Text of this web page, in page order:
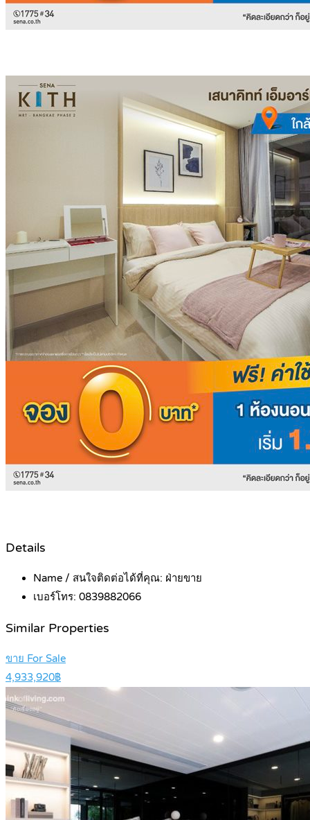
Details
Name / สนใจติดต่อได้ที่คุณ: ฝ่ายขาย
เบอร์โทร: 0839882066
Similar Properties
ขาย For Sale
4,933,920฿